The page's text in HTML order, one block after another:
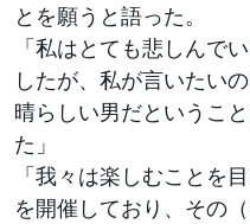
とを願うと語った。
「私はとても悲しんで
したが、私が言いたい
晴らしい男だというこ
た」
「我々は楽しむことを
を開催しており、その